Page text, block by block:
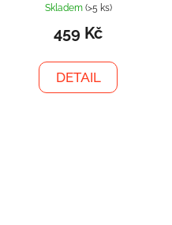
Skladem (>5 ks)
459 Kč
DETAIL